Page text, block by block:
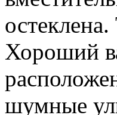
Хороший
шумные